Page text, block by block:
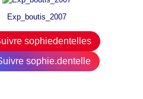
Exp_boutis_2007
sophiedentelles
sophie.dentelle